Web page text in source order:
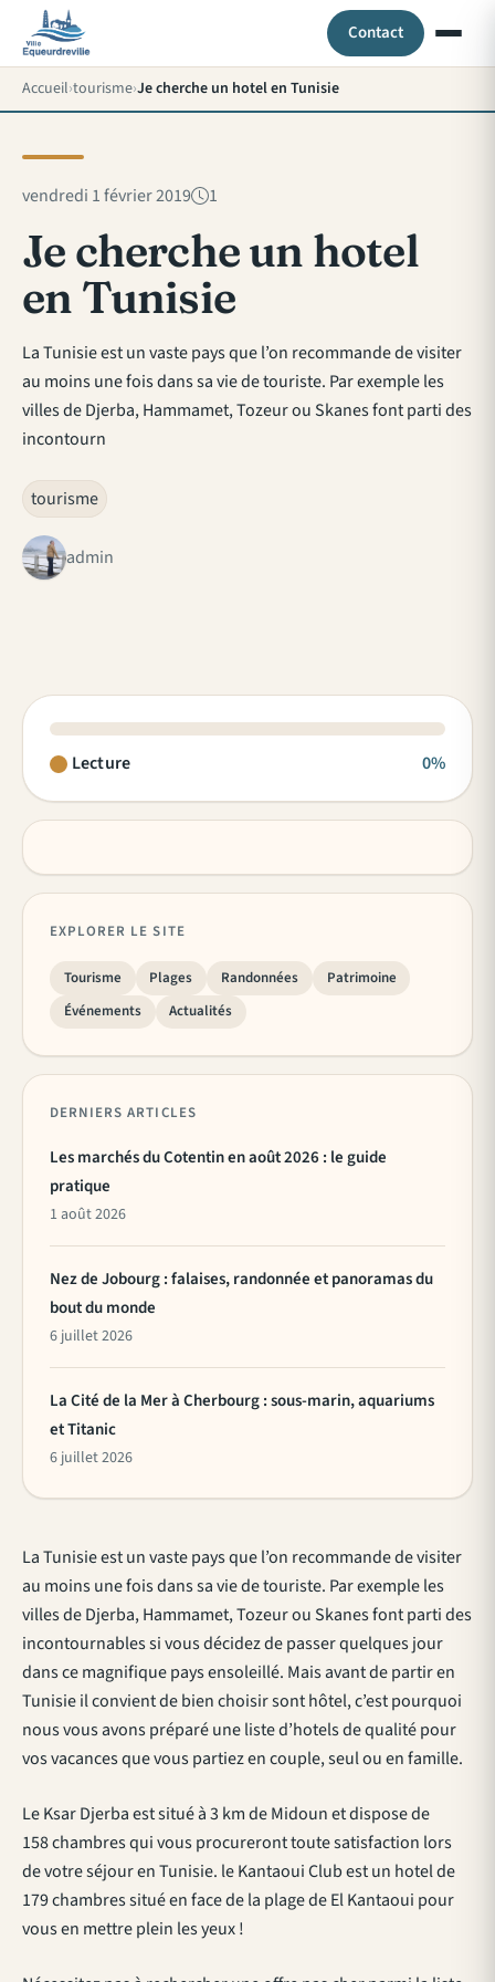
Contact
Accueil tourisme Je cherche un hotel en Tunisie
vendredi 1 février 2019 1
Je cherche un hotel
en Tunisie
La Tunisie est un vaste pays que l’on recommande de visiter
au moins une fois dans sa vie de touriste. Par exemple les
villes de Djerba, Hammamet, Tozeur ou Skanes font parti des
incontourn
tourisme
admin
La Tunisie est un vaste pays que l’on recommande de visiter
au moins une fois dans sa vie de touriste. Par exemple les
villes de Djerba, Hammamet, Tozeur ou Skanes font parti des
incontournables si vous décidez de passer quelques jour
dans ce magnifique pays ensoleillé. Mais avant de partir en
Tunisie il convient de bien choisir sont hôtel, c’est pourquoi
nous vous avons préparé une liste d’hotels de qualité pour
vos vacances que vous partiez en couple, seul ou en famille.
Le Ksar Djerba est situé à 3 km de Midoun et dispose de
158 chambres qui vous procureront toute satisfaction lors
de votre séjour en Tunisie. le Kantaoui Club est un hotel de
179 chambres situé en face de la plage de El Kantaoui pour
vous en mettre plein les yeux !
Lecture 0%
EXPLORER LE SITE
Tourisme Plages Randonnées
Patrimoine
Événements
Actualités
DERNIERS ARTICLES
Les marchés du Cotentin en août 2026 : le guide
pratique
1 août 2026
Nez de Jobourg : falaises, randonnée et panoramas du
bout du monde
6 juillet 2026
La Cité de la Mer à Cherbourg : sous-marin, aquariums
et Titanic
6 juillet 2026